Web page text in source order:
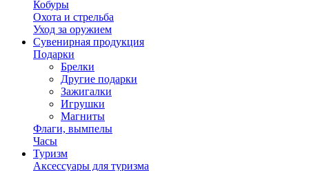
Кобуры
Охота и стрельба
Уход за оружием
Сувенирная продукция
Подарки
Брелки
Другие подарки
Зажигалки
Игрушки
Магниты
Флаги, вымпелы
Часы
Туризм
Аксессуары для туризма